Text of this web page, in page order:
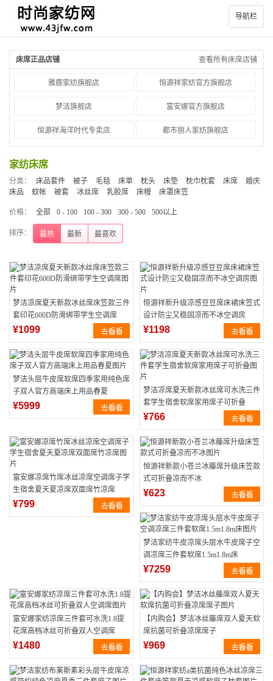
导航栏
床席正品店铺 查看所有床席店铺
雅鹿家纺旗舰店 恒源祥家纺官方旗舰店
梦洁旗舰店 富安娜官方旗舰店
恒源祥海洋时代专卖店 都市丽人家纺旗舰店
家纺床席
分类： 床品套件 被子 毛毯 床单 枕头 床垫 枕巾枕套 床席
婚庆
床品
蚊帐 被套 冰丝席 乳胶席 床幔 床罩床笠
价格： 全部 0 - 100 100 - 300 300 - 500 500以上
排序： 最热 最新 最喜欢
梦洁凉席夏天新款冰丝席床笠款三件
套印花600D防滑绑带学生空调席
¥1099
恒源祥新升级凉感豆豆席床裙床笠式
设计防尘又稳固凉而不冰空调房
¥1198
梦洁头层牛皮席软席四季家用纯色席
子双人官方高端床上用品春夏
¥5999
梦洁凉席夏天新款冰丝席可水洗三件
套学生宿舍软席家用席子可折叠
¥766
富安娜凉席竹席冰丝凉席空调席子学
生宿舍夏天夏凉席双面席竹凉席
¥799
恒源祥新款小苍兰冰藤席升级床笠款
式可折叠凉而不冰
¥623
梦洁家纺牛皮凉席头层水牛皮席子空
调凉席三件套软席1.5m1.8m床
¥7259
富安娜家纺凉席三件套可水洗1.8提
花席高档冰丝可折叠双人空调席
¥1480
【内购会】梦洁冰丝藤席双人夏天软
席抗菌可折叠凉席席子
¥969